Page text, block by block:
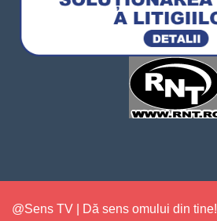
@Sens TV | Dă sens omului din tine!